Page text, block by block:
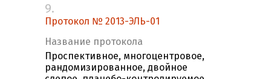
9.
Протокол № 2013-ЭЛЬ-01
Название протокола
Проспективное, многоцентровое,
рандомизированное, двойное